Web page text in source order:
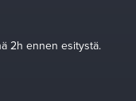
2h ennen esitystä.